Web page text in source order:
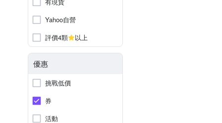
Yahoo自營
評價4顆
以上
優惠
挑戰低價
券
活動